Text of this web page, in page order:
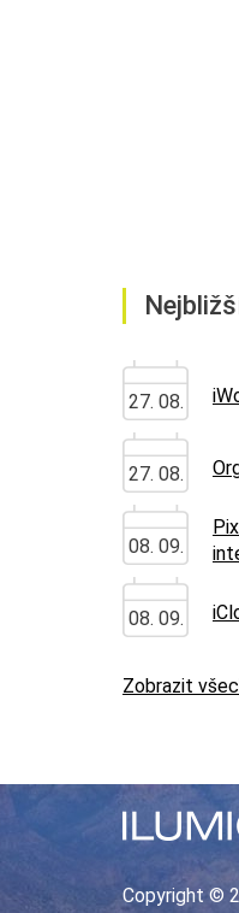
27. 08.
27. 08.
08. 09.
08. 09.
Zobrazit
Copyright ©